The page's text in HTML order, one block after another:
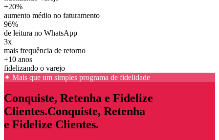
+20%
aumento médio no faturamento
96%
de leitura no WhatsApp
3x
mais frequência de retorno
+10 anos
fidelizando o varejo
✦ Mais que um simples programa de fidelidade
Conquiste, Retenha e Fidelize
Clientes.Conquiste, Retenha
e Fidelize Clientes.